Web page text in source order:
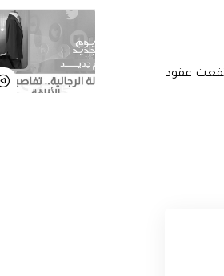
إلى 82.29 دولار للبرميل. وارتفعت عقود